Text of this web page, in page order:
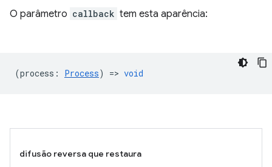
O parâmetro callback tem esta aparência:
(process : Process) => void
difusão reversa que restaura